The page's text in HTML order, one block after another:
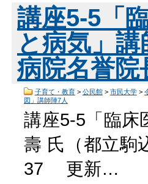
講座5-5「
と病気」
病院名誉
子育て・教育> 公民館> 市民大学>
図」講師陣7人
講座5-5「臨
壽 氏（都立駒
37 更新…